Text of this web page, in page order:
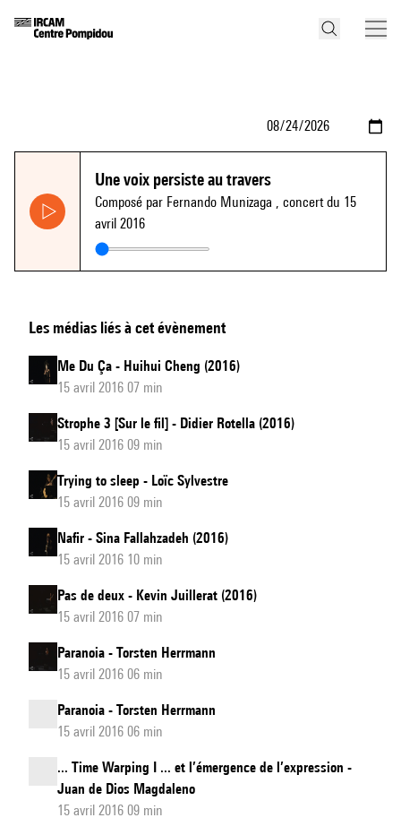
Une voix persiste au travers
Composé par Fernando Munizaga , concert du 15
avril 2016
Les médias liés à cet évènement
Me Du Ça - Huihui Cheng (2016)
15 avril 2016 07 min
Strophe 3 [Sur le fil] - Didier Rotella (2016)
15 avril 2016 09 min
Trying to sleep - Loïc Sylvestre
15 avril 2016 09 min
Nafir - Sina Fallahzadeh (2016)
15 avril 2016 10 min
Pas de deux - Kevin Juillerat (2016)
15 avril 2016 07 min
Paranoia - Torsten Herrmann
15 avril 2016 06 min
Paranoia - Torsten Herrmann
15 avril 2016 06 min
... Time Warping I ... et l’émergence de l’expression -
Juan de Dios Magdaleno
15 avril 2016 09 min